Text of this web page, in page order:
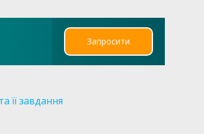
Запросити
її завдання